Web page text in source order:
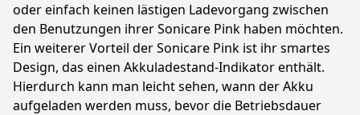
oder einfach keinen lästigen Ladevorgang zwischen
den Benutzungen ihrer Sonicare Pink haben möchten.
Ein weiterer Vorteil der Sonicare Pink ist ihr smartes
Design, das einen Akkuladestand-Indikator enthält.
Hierdurch kann man leicht sehen, wann der Akku
aufgeladen werden muss, bevor die Betriebsdauer